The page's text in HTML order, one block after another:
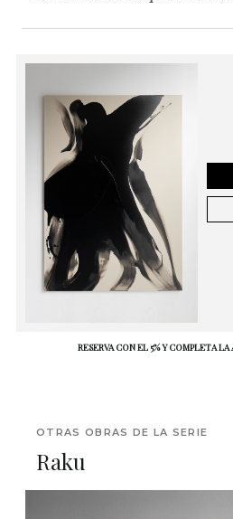
RESERVA CON EL 5% Y COMPLETA
OTRAS OBRAS DE LA SERIE
Raku